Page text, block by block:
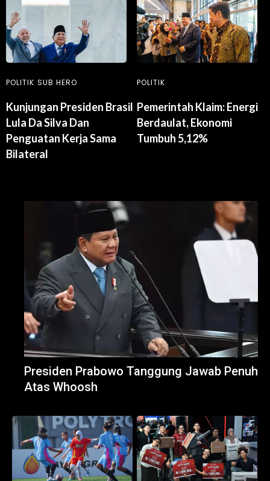
POLITIK SUB HERO
Kunjungan Presiden Brasil
Lula Da Silva Dan
Penguatan Kerja Sama
Bilateral
POLITIK
Pemerintah Klaim: Energi
Berdaulat, Ekonomi
Tumbuh 5,12%
Presiden Prabowo Tanggung Jawab Penuh
Atas Whoosh